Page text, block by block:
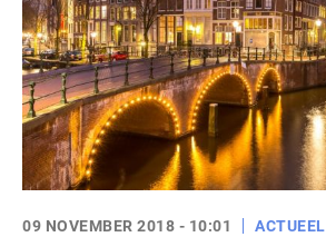
09 NOVEMBER 2018 - 10:01
ACTUEEL